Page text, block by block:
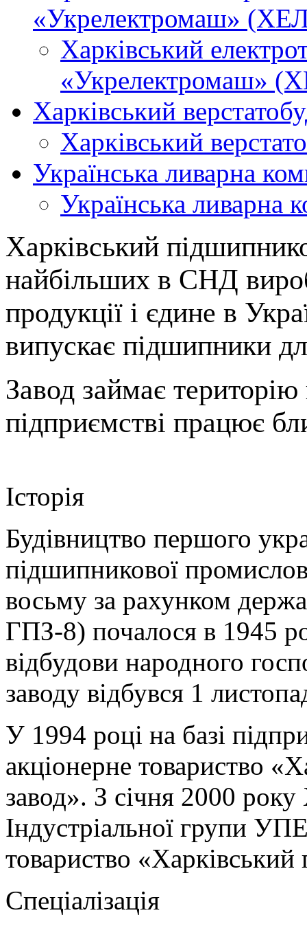
«Укрелектромаш»
Харківський
«Укрелектромаш»
Харківський
Харківський
Українська ливарна
Українська ливарна
Харківський
найбільших в СНД
продукції і єдине в
випускає підшипники
Завод займає
підприємстві працює
Історія
Будівництво першого
підшипникової
восьму за рахунком
ГПЗ-8) почалося в 1945
відбудови народного
заводу відбувся 1
У 1994 році на базі
акціонерне товариство
завод». З січня 2000
Індустріальної групи
товариство
Спеціалізація